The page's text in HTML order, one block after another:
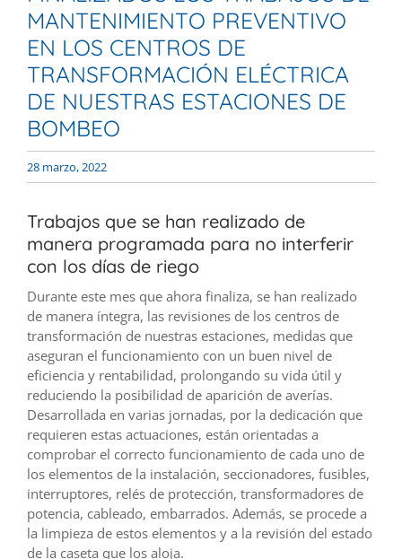
MANTENIMIENTO PREVENTIVO
EN LOS CENTROS DE
TRANSFORMACIÓN ELÉCTRICA
DE NUESTRAS ESTACIONES DE
BOMBEO
28 marzo, 2022
Trabajos que se han realizado de
manera programada para no interferir
con los días de riego
Durante este mes que ahora finaliza, se han realizado
de manera íntegra, las revisiones de los centros de
transformación de nuestras estaciones, medidas que
aseguran el funcionamiento con un buen nivel de
eficiencia y rentabilidad, prolongando su vida útil y
reduciendo la posibilidad de aparición de averías.
Desarrollada en varias jornadas, por la dedicación que
requieren estas actuaciones, están orientadas a
comprobar el correcto funcionamiento de cada uno de
los elementos de la instalación, seccionadores, fusibles,
interruptores, relés de protección, transformadores de
potencia, cableado, embarrados. Además, se procede a
la limpieza de estos elementos y a la revisión del estado
de la caseta que los aloja.